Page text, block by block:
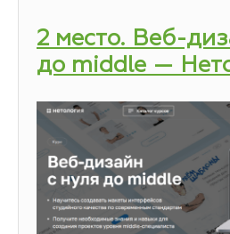
2 место. Веб-
до middle —